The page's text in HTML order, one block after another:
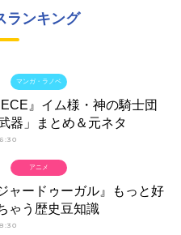
ランキング
』イム様・神の騎士団
器」まとめ＆元ネタ
マンガ・ラノベ
ャードゥーガル』もっと好
ゃう歴史豆知識
アニメ